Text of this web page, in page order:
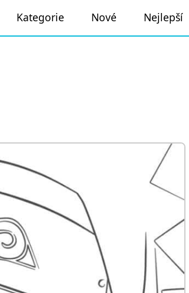
Kategorie Nové Nejlepší